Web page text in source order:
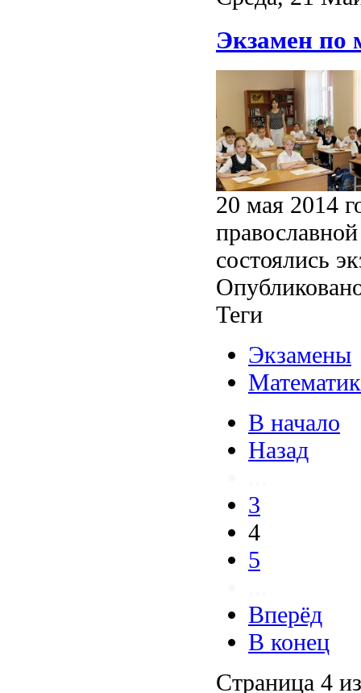
Экзамен по
20 мая 2014
состоялись
Теги
Экзамены
В начало
Назад
3
4
5
Вперёд
В конец
Страница 4